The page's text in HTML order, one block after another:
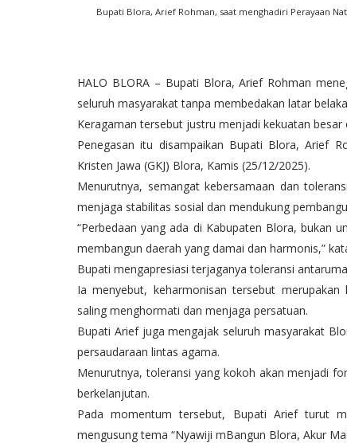
Bupati Blora, Arief Rohman, saat menghadiri Perayaan
HALO BLORA – Bupati Blora, Arief Rohman
seluruh masyarakat tanpa membedakan latar
Keragaman tersebut justru menjadi kekuatan
Penegasan itu disampaikan Bupati Blora, Arief
Kristen Jawa (GKJ) Blora, Kamis (25/12/2025).
Menurutnya, semangat kebersamaan dan
menjaga stabilitas sosial dan mendukung
“Perbedaan yang ada di Kabupaten Blora, bukan
membangun daerah yang damai dan harmonis,”
Bupati mengapresiasi terjaganya toleransi
Ia menyebut, keharmonisan tersebut
saling menghormati dan menjaga persatuan.
Bupati Arief juga mengajak seluruh masyarakat
persaudaraan lintas agama.
Menurutnya, toleransi yang kokoh akan menjadi
berkelanjutan.
Pada momentum tersebut, Bupati Arief turut
mengusung tema “Nyawiji mBangun Blora, Akur